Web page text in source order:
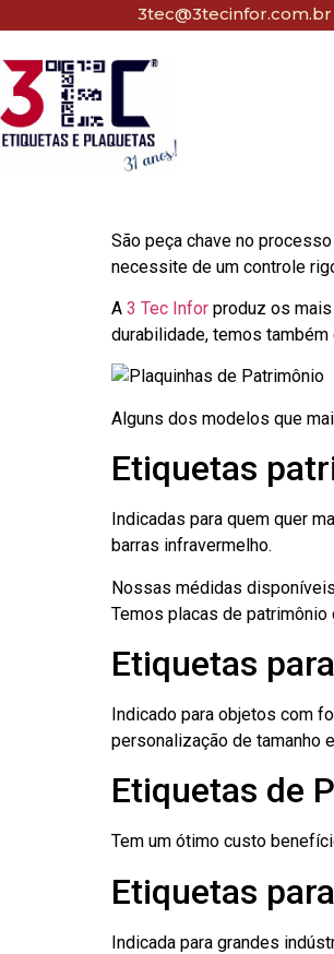
3tec@3tecinfor.com.br
São peça chave no
necessite de um controle
A 3 Tec Infor produz os
durabilidade, temos
Alguns dos modelos que
Etiquetas
Indicadas para quem quer
barras infravermelho.
Nossas médidas
Temos placas de patrimônio
Etiquetas
Indicado para objetos com
personalização de tamanho
Etiquetas de
Tem um ótimo custo
Etiquetas
Indicada para grandes